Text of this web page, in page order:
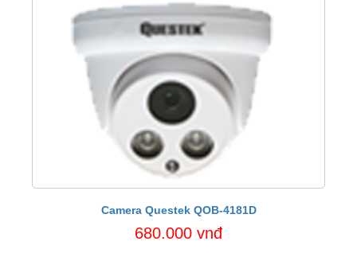
Camera Questek QOB-4181D
680.000 vnđ